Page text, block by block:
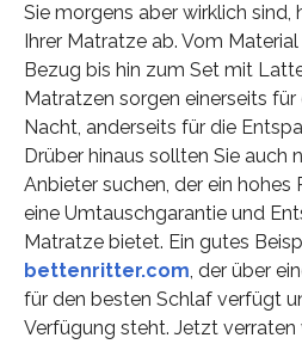
Sie morgens aber wirklich
Ihrer Matratze ab. Vom
Bezug bis hin zum Set mit
Matratzen sorgen einerseits
Nacht, anderseits für die
Drüber hinaus sollten Sie auch
Anbieter suchen, der ein hohes
eine Umtauschgarantie und
Matratze bietet. Ein gutes
bettenritter.com, der über
für den besten Schlaf verfügt
Verfügung steht. Jetzt verraten